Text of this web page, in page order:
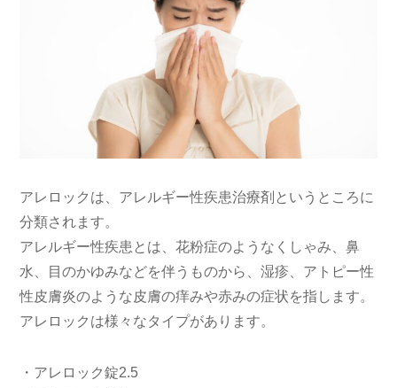
アレロックは、アレルギー性疾患治療剤というところに
分類されます。
アレルギー性疾患とは、花粉症のようなくしゃみ、鼻
水、目のかゆみなどを伴うものから、湿疹、アトピー性
性皮膚炎のような皮膚の痒みや赤みの症状を指します。
アレロックは様々なタイプがあります。
・アレロック錠2.5